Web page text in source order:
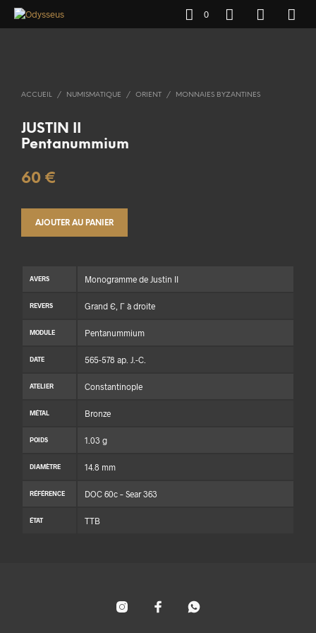
0
ACCUEIL / NUMISMATIQUE / ORIENT / MONNAIES BYZANTINES
JUSTIN II
Pentanummium
60 €
AJOUTER AU PANIER
AVERS Monogramme de Justin II
REVERS Grand Є, Γ à droite
MODULE Pentanummium
DATE 565-578 ap. J.-C.
ATELIER Constantinople
MÉTAL Bronze
POIDS 1.03 g
DIAMÈTRE 14.8 mm
RÉFÉRENCE DOC 60c – Sear 363
ÉTAT TTB